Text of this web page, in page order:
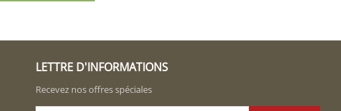
LETTRE D'INFORMATIONS
Recevez nos offres spéciales